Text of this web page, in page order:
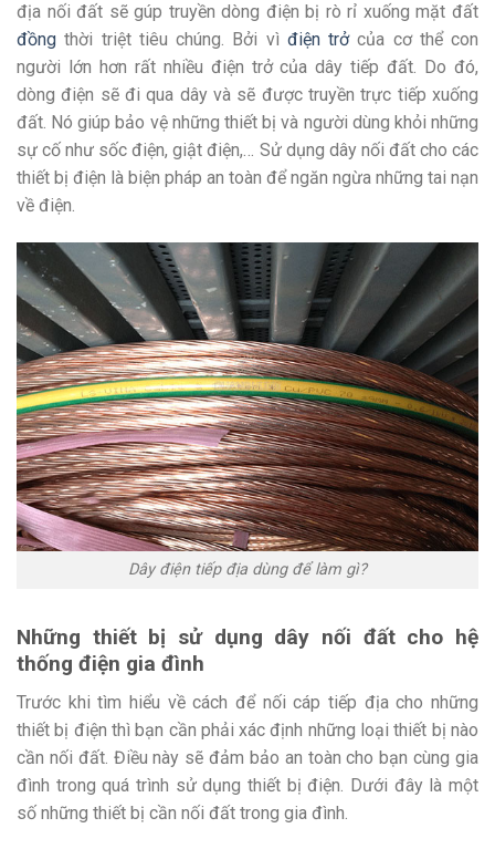
địa nối đất sẽ gúp truyền dòng điện bị rò rỉ xuống mặt đất
đồng thời triệt tiêu chúng. Bởi vì điện trởcủa cơ thể con
người lớn hơn rất nhiều điện trở của dây tiếp đất. Do đó,
dòng điện sẽ đi qua dây và sẽ được truyền trực tiếp xuống
đất. Nó giúp bảo vệ những thiết bị và người dùng khỏi những
sự cố như sốc điện, giật điện,… Sử dụng dây nối đất cho các
thiết bị điện là biện pháp an toàn để ngăn ngừa những tai nạn
về điện.
Dây điện tiếp địa dùng để làm gì?
Những thiết bị sử dụng dây nối đất cho hệ
thống điện gia đình
Trước khi tìm hiểu về cách để nối cáp tiếp địa cho những
thiết bị điện thì bạn cần phải xác định những loại thiết bị nào
cần nối đất. Điều này sẽ đảm bảo an toàn cho bạn cùng gia
đình trong quá trình sử dụng thiết bị điện. Dưới đây là một
số những thiết bị cần nối đất trong gia đình.